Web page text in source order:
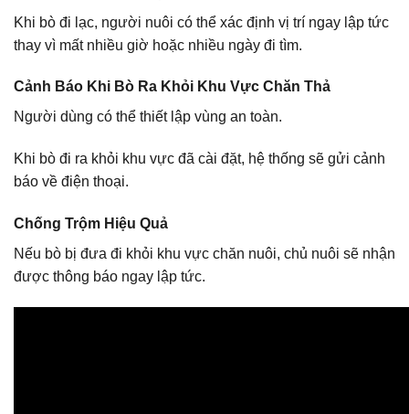
Khi bò đi lạc, người nuôi có thể xác định vị trí ngay lập tức
thay vì mất nhiều giờ hoặc nhiều ngày đi tìm.
Cảnh Báo Khi Bò Ra Khỏi Khu Vực Chăn Thả
Người dùng có thể thiết lập vùng an toàn.
Khi bò đi ra khỏi khu vực đã cài đặt, hệ thống sẽ gửi cảnh
báo về điện thoại.
Chống Trộm Hiệu Quả
Nếu bò bị đưa đi khỏi khu vực chăn nuôi, chủ nuôi sẽ nhận
được thông báo ngay lập tức.